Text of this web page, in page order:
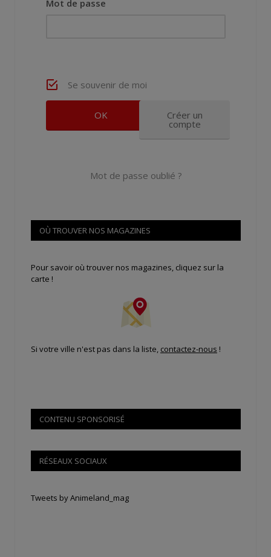
Mot de passe
Se souvenir de moi
Créer un
compte
Mot de passe oublié ?
OÙ TROUVER NOS MAGAZINES
Pour savoir où trouver nos magazines, cliquez sur la
carte !
Si votre ville n'est pas dans la liste, contactez-nous !
CONTENU SPONSORISÉ
RÉSEAUX SOCIAUX
Tweets by Animeland_mag